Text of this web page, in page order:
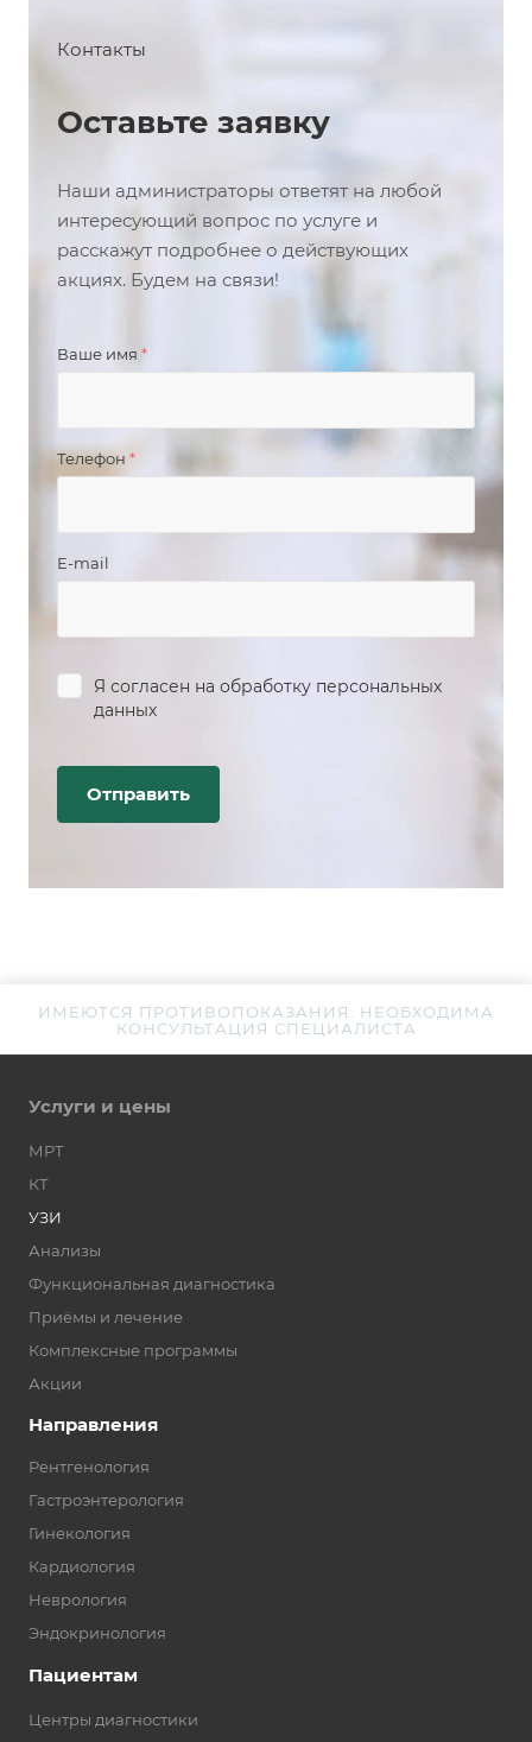
Контакты
Оставьте заявку
Наши администраторы ответят на любой
интересующий вопрос по услуге и
расскажут подробнее о действующих
акциях. Будем на связи!
Ваше имя *
Телефон *
E-mail
Я согласен на обработку персональных
данных
ИМЕЮТСЯ ПРОТИВОПОКАЗАНИЯ. НЕОБХОДИМА
КОНСУЛЬТАЦИЯ СПЕЦИАЛИСТА
Услуги и цены
МРТ
КТ
УЗИ
Анализы
Функциональная диагностика
Приёмы и лечение
Комплексные программы
Акции
Направления
Рентгенология
Гастроэнтерология
Гинекология
Кардиология
Неврология
Эндокринология
Пациентам
Центры диагностики